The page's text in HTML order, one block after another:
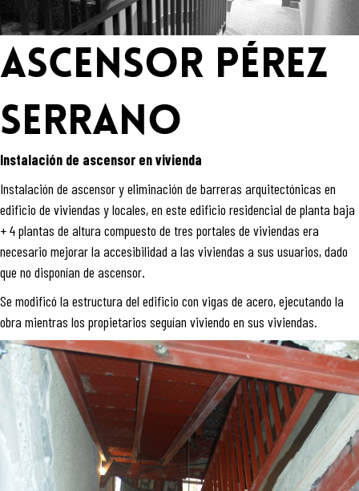
ASCENSOR PÉREZ
SERRANO
Instalación de ascensor en vivienda
Instalación de ascensor y eliminación de barreras arquitectónicas en
edificio de viviendas y locales, en este edificio residencial de planta baja
+ 4 plantas de altura compuesto de tres portales de viviendas era
necesario mejorar la accesibilidad a las viviendas a sus usuarios, dado
que no disponían de ascensor.
Se modificó la estructura del edificio con vigas de acero, ejecutando la
obra mientras los propietarios seguían viviendo en sus viviendas.